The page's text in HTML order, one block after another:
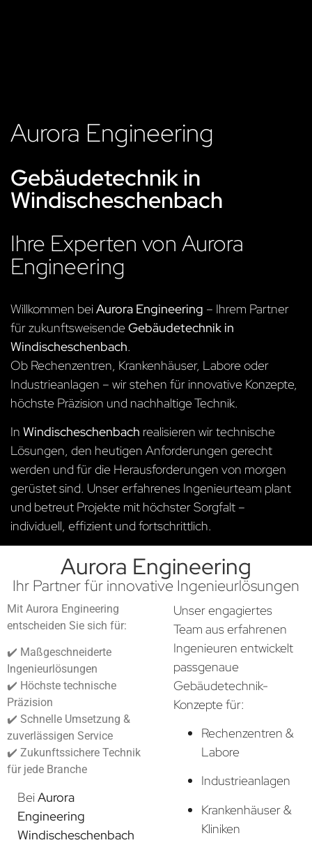
Aurora Engineering
Gebäudetechnik in
Windischeschenbach
Ihre Experten von Aurora
Engineering
Willkommen beiAurora Engineering – Ihrem Partner
für zukunftsweisendeGebäudetechnik in
Windischeschenbach.
Ob Rechenzentren, Krankenhäuser, Labore oder
Industrieanlagen – wir stehen für innovative Konzepte,
höchste Präzision und nachhaltige Technik.
In Windischeschenbach realisieren wir technische
Lösungen, den heutigen Anforderungen gerecht
werden und für die Herausforderungen von morgen
gerüstet sind. Unser erfahrenes Ingenieurteam plant
und betreut Projekte mit höchster Sorgfalt –
individuell, effizient und fortschrittlich.
Aurora Engineering
Ihr Partner für innovative Ingenieurlösungen
Mit Aurora Engineering
entscheiden Sie sich für:
✔️ Maßgeschneiderte
Ingenieurlösungen
✔️ Höchste technische
Präzision
✔️ Schnelle Umsetzung &
zuverlässigen Service
✔️ Zukunftssichere Technik
für jede Branche
BeiAurora
Engineering
Windischeschenbach
Unser engagiertes
Team aus erfahrenen
Ingenieuren entwickelt
passgenaue
Gebäudetechnik-
Konzepte für:
Rechenzentren &
Labore
Industrieanlagen
Krankenhäuser &
Kliniken